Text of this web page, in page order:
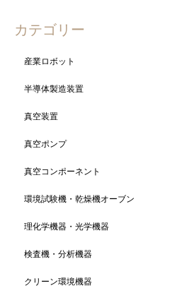
カテゴリー
産業ロボット
半導体製造装置
真空装置
真空ポンプ
真空コンポーネント
環境試験機・乾燥機オーブン
理化学機器・光学機器
検査機・分析機器
クリーン環境機器